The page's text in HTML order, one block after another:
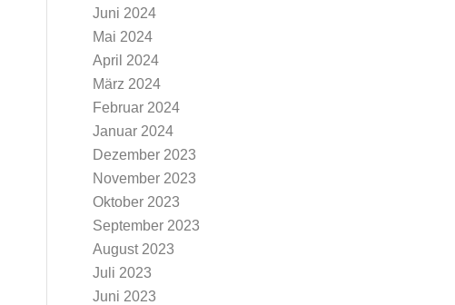
Juni 2024
Mai 2024
April 2024
März 2024
Februar 2024
Januar 2024
Dezember 2023
November 2023
Oktober 2023
September 2023
August 2023
Juli 2023
Juni 2023